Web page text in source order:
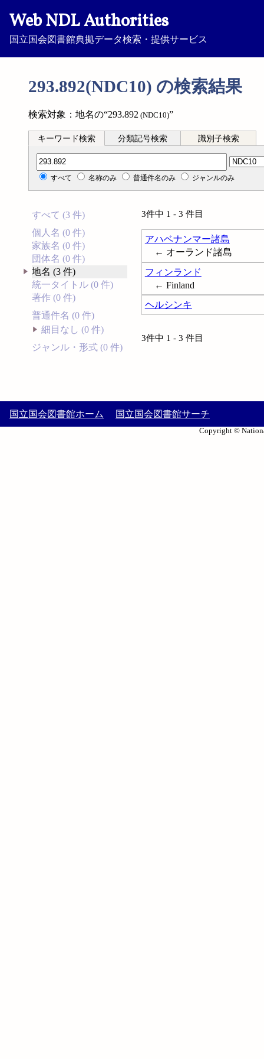
Web NDL Authorities
国立国会図書館典拠データ検索・提供サービス
293.892(NDC10) の検索結果
検索対象：地名の“293.892 (NDC10)”
キーワード検索 分類記号検索 識別子検索
分類記号検索
すべて 名称のみ 普通件名のみ ジャンルのみ
すべて (3 件)
個人名 (0 件)
家族名 (0 件)
団体名 (0 件)
地名 (3 件)
統一タイトル (0 件)
著作 (0 件)
普通件名 (0 件)
細目なし (0 件)
ジャンル・形式 (0 件)
3件中 1 - 3 件目
アハベナンマー諸島
← オーランド諸島
フィンランド
← Finland
ヘルシンキ
3件中 1 - 3 件目
国立国会図書館ホーム 国立国会図書館サーチ
Copyright ©